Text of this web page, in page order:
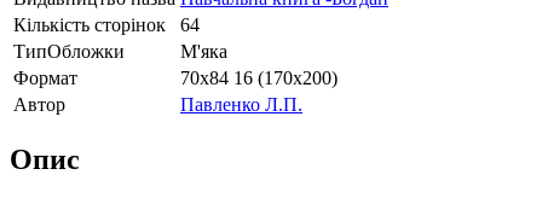
Кількість сторінок
64
ТипОбложки
М'яка
Формат
70х84 16 (170х200)
Автор
Павленко Л.П.
Опис